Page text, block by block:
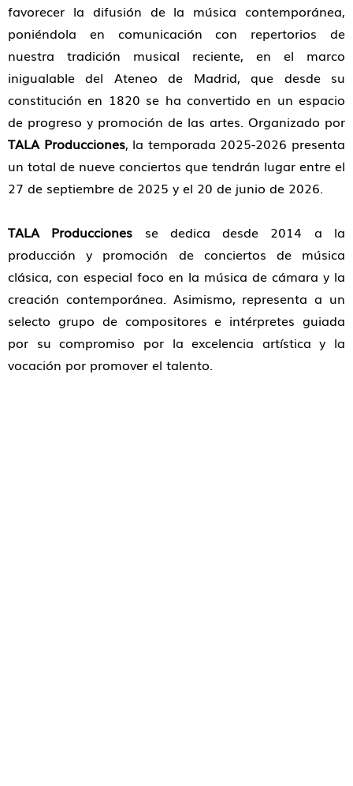
favorecer la difusión de la música contemporánea,
poniéndola en comunicación con repertorios de
nuestra tradición musical reciente, en el marco
inigualable del Ateneo de Madrid, que desde su
constitución en 1820 se ha convertido en un espacio
de progreso y promoción de las artes. Organizado por
TALA Producciones, la temporada 2025-2026 presenta
un total de nueve conciertos que tendrán lugar entre el
27 de septiembre de 2025 y el 20 de junio de 2026.
TALA Producciones se dedica desde 2014 a la
producción y promoción de conciertos de música
clásica, con especial foco en la música de cámara y la
creación contemporánea. Asimismo, representa a un
selecto grupo de compositores e intérpretes guiada
por su compromiso por la excelencia artística y la
vocación por promover el talento.